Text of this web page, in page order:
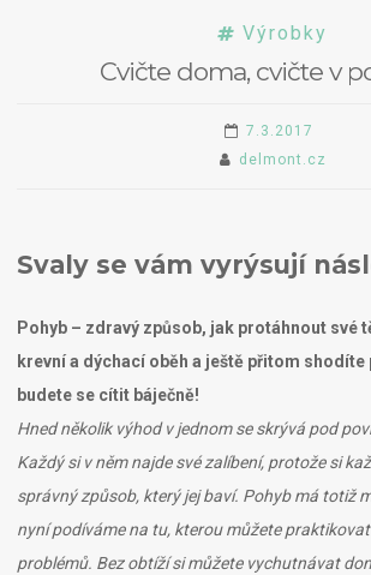
Výrobky
Cvičte doma, cvičte v
7.3.2017
delmont.cz
Svaly se vám vyrýsují
Pohyb – zdravý způsob, jak protáhnout své
krevní a dýchací oběh a ještě přitom
budete se cítit báječně!
Hned několik výhod v jednom se skrývá pod
Každý si v něm najde své zalíbení, protože si
správný způsob, který jej baví. Pohyb má totiž
nyní podíváme na tu, kterou můžete
problémů. Bez obtíží si můžete vychutnávat